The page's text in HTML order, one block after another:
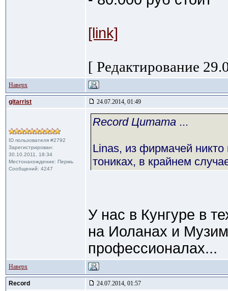
[link]
[ Редактирование
Наверх
gitarrist 24.07.2014, 01:49
ID пользователя #2792
Зарегистрирован:
30.10.2011, 18:34
Местонахождение: Пермь
Сообщений: 4247
Record Цитата ...
Linas, из фирмачей никто
тониках, в крайнем
У нас в Кунгуре в
на Иоланах и
профессионалах...
Наверх
Record
24.07.2014, 01:57